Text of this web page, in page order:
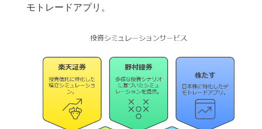
モトレードアプリ。